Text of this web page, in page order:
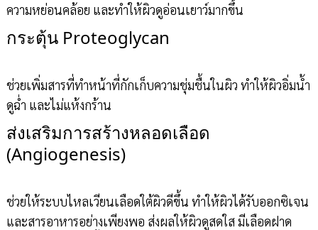
ความหย่อนคล้อย และทำให้ผิวดูอ่อนเยาว์มากขึ้น
กระตุ้น Proteoglycan
ช่วยเพิ่มสารที่ทำหน้าที่กักเก็บความชุ่มชื้นในผิว ทำให้ผิวอิ่มน้ำ
ดูฉ่ำ และไม่แห้งกร้าน
ส่งเสริมการสร้างหลอดเลือด
(Angiogenesis)
ช่วยให้ระบบไหลเวียนเลือดใต้ผิวดีขึ้น ทำให้ผิวได้รับออกซิเจน
และสารอาหารอย่างเพียงพอ ส่งผลให้ผิวดูสดใส มีเลือดฝาด